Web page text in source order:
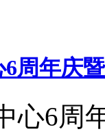
周年庆
心6周